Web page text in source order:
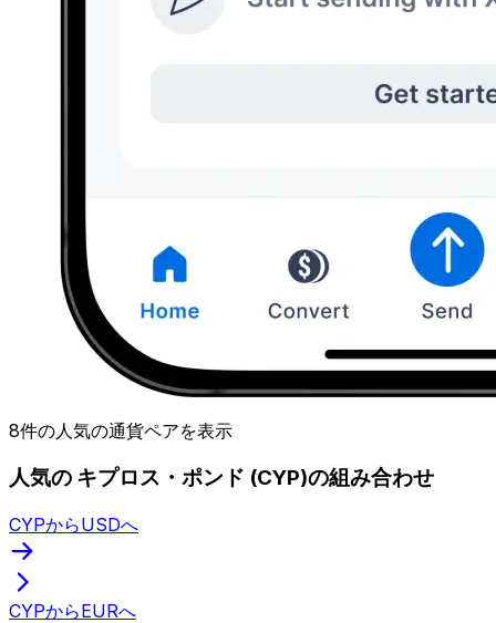
8件の人気の通貨ペアを表示
人気の キプロス・ポンド (CYP)の組み合わせ
CYPからUSDへ
CYPからEURへ